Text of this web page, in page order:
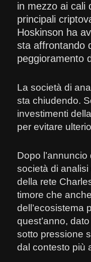
in mezzo ai cali
principali
Hoskinson ha
sta affrontando
peggioramento
La società di
sta chiudendo.
investimenti
per evitare
Dopo
società di
della rete
timore che
dell’ecosistema
quest’anno,
sotto pressione
dal contesto più